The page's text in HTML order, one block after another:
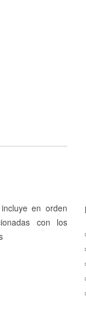
en orden
con los